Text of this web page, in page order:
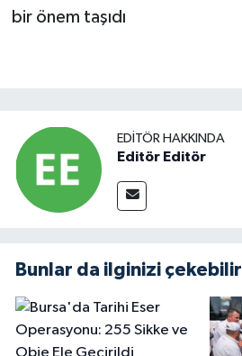
bir önem taşıdı
EDITÖR HAKKINDA
Editör Editör
Bunlar da ilginizi çekebilir